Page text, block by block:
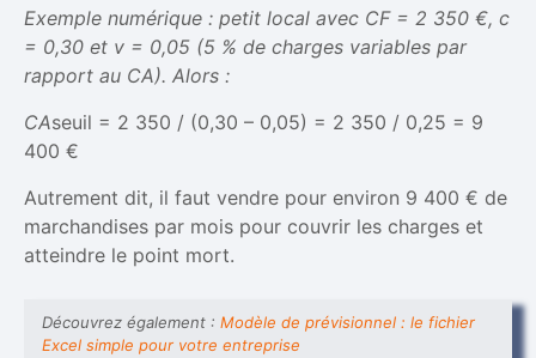
Exemple numérique : petit local avec CF = 2 350 €, c
= 0,30 et v = 0,05 (5 % de charges variables par
rapport au CA). Alors :
CAseuil = 2 350 / (0,30 – 0,05) = 2 350 / 0,25 = 9
400 €
Autrement dit, il faut vendre pour environ 9 400 € de
marchandises par mois pour couvrir les charges et
atteindre le point mort.
Découvrez également : Modèle de prévisionnel : le fichier
Excel simple pour votre entreprise